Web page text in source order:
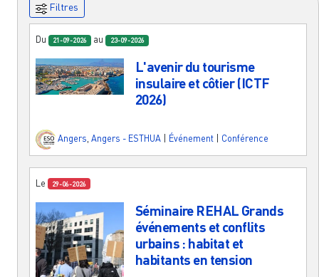
Filtres
Du 21-09-2026 au 23-09-2026
L'avenir du tourisme
insulaire et côtier (ICTF
2026)
Angers Angers - ESTHUA Événement Conférence
Le 29-06-2026
Séminaire REHAL Grands
événements et conflits
urbains : habitat et
habitants en tension